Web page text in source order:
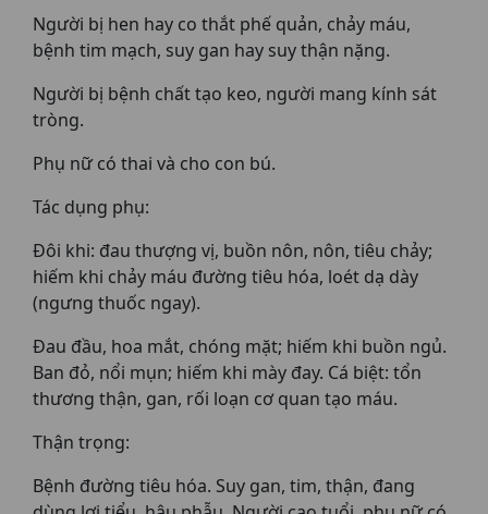
Người bị hen hay co thắt phế quản, chảy máu,
bệnh tim mạch, suy gan hay suy thận nặng.
Người bị bệnh chất tạo keo, người mang kính sát
tròng.
Phụ nữ có thai và cho con bú.
Tác dụng phụ:
Ðôi khi: đau thượng vị, buồn nôn, nôn, tiêu chảy;
hiếm khi chảy máu đường tiêu hóa, loét dạ dày
(ngưng thuốc ngay).
Ðau đầu, hoa mắt, chóng mặt; hiếm khi buồn ngủ.
Ban đỏ, nổi mụn; hiếm khi mày đay. Cá biệt: tổn
thương thận, gan, rối loạn cơ quan tạo máu.
Thận trọng:
Bệnh đường tiêu hóa. Suy gan, tim, thận, đang